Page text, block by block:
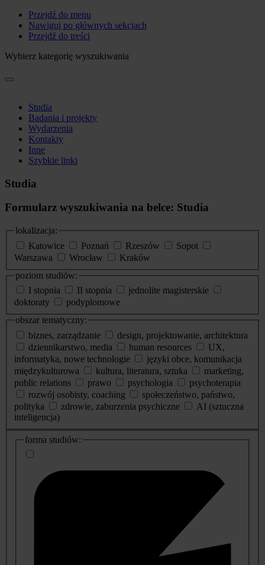
Przejdź do menu
Nawiguj po głównych sekcjach
Przejdź do treści
Wybierz kategorię wyszukiwania
Studia
Badania i projekty
Wydarzenia
Kontakty
Inne
Szybkie linki
Studia
Formularz wyszukiwania na belce: Studia
lokalizacja:
Katowice
Poznań Rzeszów
Sopot
Warszawa
Wrocław
Kraków
poziom studiów:
I stopnia
II stopnia
jednolite magisterskie
doktoraty
podyplomowe
obszar tematyczny:
biznes, zarządzanie
design, projektowanie, architektura
dziennikarstwo, media
human resources
UX,
informatyka, nowe technologie
języki obce, komunikacja
międzykulturowa
kultura, literatura, sztuka
marketing,
public relations
prawo psychologia
psychoterapia
rozwój osobisty, coaching
społeczeństwo, państwo,
polityka
zdrowie, zaburzenia psychiczne
AI (sztuczna
inteligencja)
dodatkowe
informacje
forma studiów: